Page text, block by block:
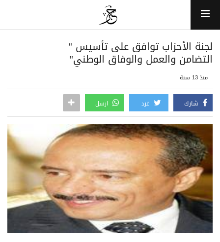
لجنة الأحزاب توافق على تأسيس "
التضامن والعمل والوفاق الوطني"
منذ 13 سنة
شارك غرد ارسل